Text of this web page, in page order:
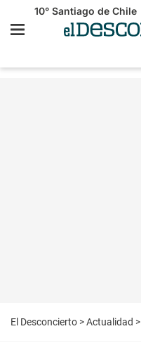
10° Santiago de Chile
El Desconcierto >Actualidad >